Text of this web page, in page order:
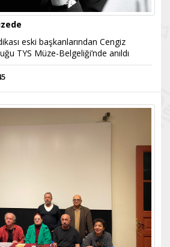
eski başkanlarından Cengiz
TYS Müze-Belgeliği’nde anıldı